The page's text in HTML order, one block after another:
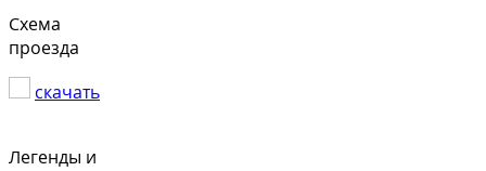
Схема
проезда
скачать
Легенды и